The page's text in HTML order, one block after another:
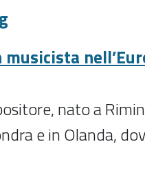
nato a
e in Olanda,